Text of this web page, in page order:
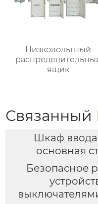
Низковольтный
ящик
Связанный
Шкаф
основная
Безопасное